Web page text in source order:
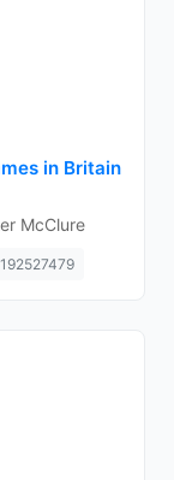
in Britain
McClure